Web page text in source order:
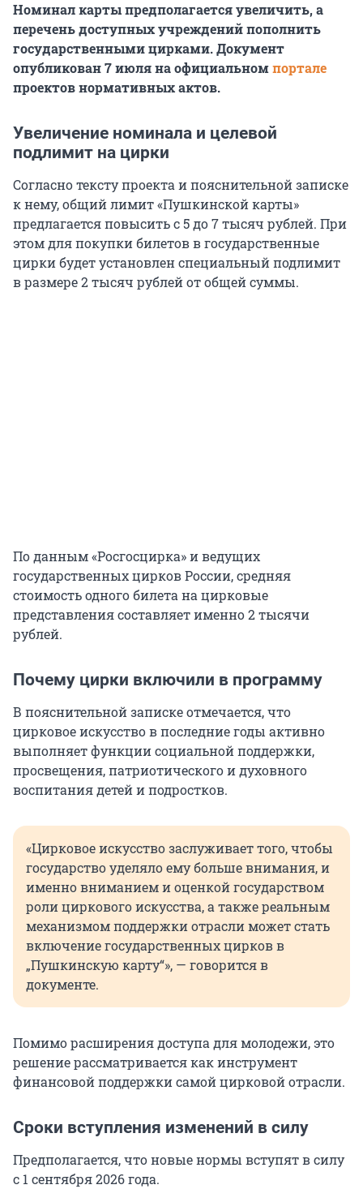
Номинал карты предполагается увеличить, а
перечень доступных учреждений пополнить
государственными цирками. Документ
опубликован 7 июля на официальномпортале
проектов нормативных актов.
Увеличение номинала и целевой
подлимит на цирки
Согласно тексту проекта и пояснительной записке
к нему, общий лимит «Пушкинской карты»
предлагается повысить с 5 до 7 тысяч рублей. При
этом для покупки билетов в государственные
цирки будет установлен специальный подлимит
в размере 2 тысяч рублей от общей суммы.
По данным «Росгосцирка» и ведущих
государственных цирков России, средняя
стоимость одного билета на цирковые
представления составляет именно 2 тысячи
рублей.
Почему цирки включили в программу
В пояснительной записке отмечается, что
цирковое искусство в последние годы активно
выполняет функции социальной поддержки,
просвещения, патриотического и духовного
воспитания детей и подростков.
«Цирковое искусство заслуживает того, чтобы
государство уделяло ему больше внимания, и
именно вниманием и оценкой государством
роли циркового искусства, а также реальным
механизмом поддержки отрасли может стать
включение государственных цирков в
„Пушкинскую карту“», — говорится в
документе.
Помимо расширения доступа для молодежи, это
решение рассматривается как инструмент
финансовой поддержки самой цирковой отрасли.
Сроки вступления изменений в силу
Предполагается, что новые нормы вступят в силу
с 1 сентября 2026 года.